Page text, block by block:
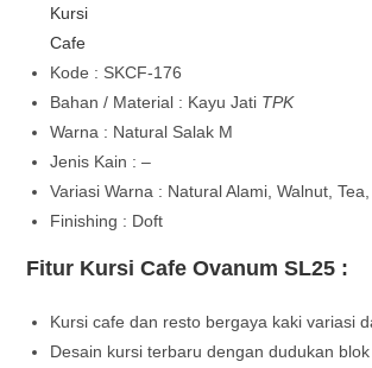
Kursi
Cafe
Kode : SKCF-176
Bahan / Material : Kayu Jati TPK
Warna : Natural Salak M
Jenis Kain : –
Variasi Warna : Natural Alami, Walnut,
Finishing : Doft
Fitur Kursi Cafe Ovanum SL25 :
Kursi cafe dan resto bergaya kaki variasi
Desain kursi terbaru dengan dudukan blok